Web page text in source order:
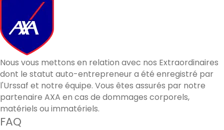
Nous vous mettons en relation avec nos Extraordinaires
dont le statut auto-entrepreneur a été enregistré par
l'Urssaf et notre équipe. Vous êtes assurés par notre
partenaire AXA en cas de dommages corporels,
matériels ou immatériels.
FAQ